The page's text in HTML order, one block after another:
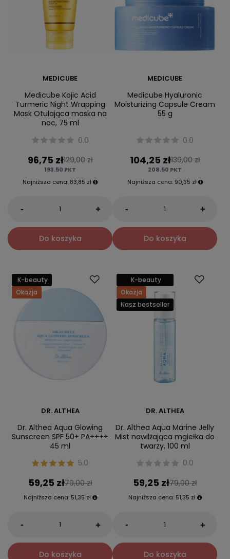
MEDICUBE
Medicube Kojic Acid
Turmeric Night Wrapping
Mask Otulająca maska na
noc, 75 ml
0.0
96,75 zł129,00 zł
193.50 PKT
Najniższa cena: 83,85 zł
- +
Do koszyka
MEDICUBE
Medicube Hyaluronic
Moisturizing Capsule Cream
55 g
0.0
104,25 zł139,00 zł
208.50 PKT
Najniższa cena: 90,35 zł
- +
Do koszyka
K-beauty
Okazja
DR. ALTHEA
Dr. Althea Aqua Glowing
Sunscreen SPF 50+ PA++++
45 ml
5.0
59,25 zł79,00 zł
Najniższa cena: 51,35 zł
- +
Do koszyka
K-beauty
Okazja
Nasz bestseller
DR. ALTHEA
Dr. Althea Aqua Marine Jelly
Mist nawilżająca mgiełka do
twarzy, 100 ml
0.0
59,25 zł79,00 zł
Najniższa cena: 51,35 zł
- +
Do koszyka